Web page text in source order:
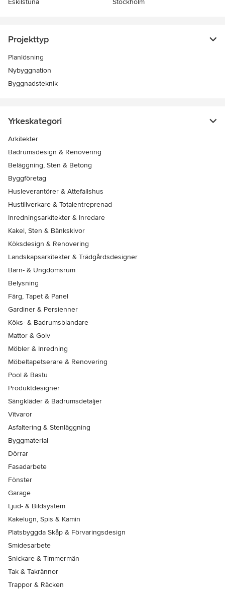
Eskilstuna
Stockholm
Projekttyp
Planlösning
Nybyggnation
Byggnadsteknik
Yrkeskategori
Arkitekter
Badrumsdesign & Renovering
Beläggning, Sten & Betong
Byggföretag
Husleverantörer & Attefallshus
Hustillverkare & Totalentreprenad
Inredningsarkitekter & Inredare
Kakel, Sten & Bänkskivor
Köksdesign & Renovering
Landskapsarkitekter & Trädgårdsdesigner
Barn- & Ungdomsrum
Belysning
Färg, Tapet & Panel
Gardiner & Persienner
Köks- & Badrumsblandare
Mattor & Golv
Möbler & Inredning
Möbeltapetserare & Renovering
Pool & Bastu
Produktdesigner
Sängkläder & Badrumsdetaljer
Vitvaror
Asfaltering & Stenläggning
Byggmaterial
Dörrar
Fasadarbete
Fönster
Garage
Ljud- & Bildsystem
Kakelugn, Spis & Kamin
Platsbyggda Skåp & Förvaringsdesign
Smidesarbete
Snickare & Timmermän
Tak & Takrännor
Trappor & Räcken